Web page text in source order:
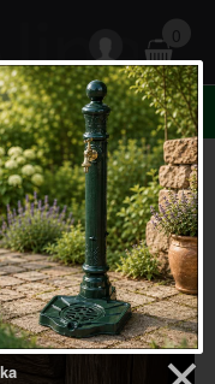
0
ŠKRABADLA-